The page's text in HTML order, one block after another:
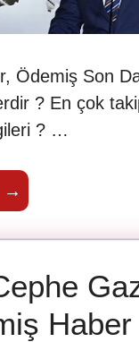
Ödemiş Son
? En çok
? …
→
Haber